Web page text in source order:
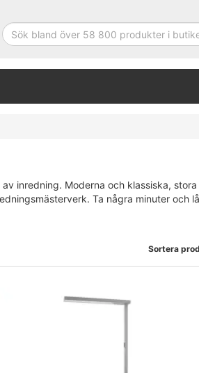
inredning. Moderna och klassiska,
Ta några minuter och
Sortera